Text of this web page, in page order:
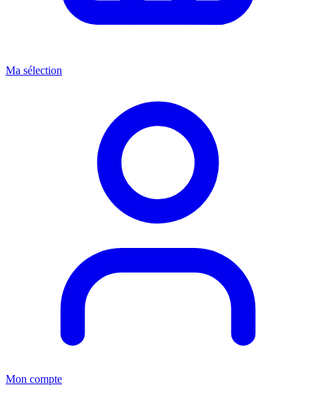
Ma sélection
Mon compte